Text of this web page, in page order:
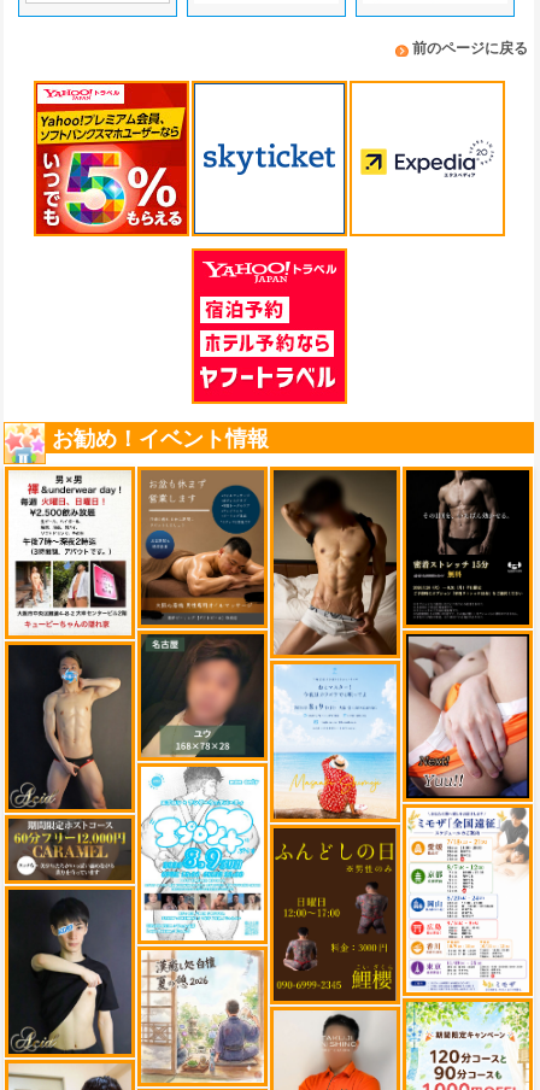
前のページに戻る
お勧め！イベント情報